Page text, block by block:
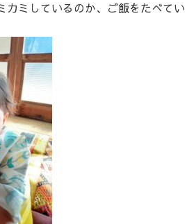
カミしているのか、ご飯をたべてい